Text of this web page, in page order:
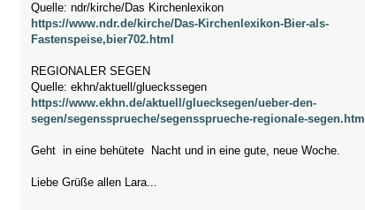
Quelle: ndr/kirche/Das Kirchenlexikon
https://www.ndr.de/kirche/Das-Kirchenlexikon-Bier-als-
Fastenspeise,bier702.html
REGIONALER SEGEN
Quelle: ekhn/aktuell/glueckssegen
https://www.ekhn.de/aktuell/gluecksegen/ueber-den-
segen/segenssprueche/segenssprueche-regionale-segen.html
Geht in eine behütete Nacht und in eine gute, neue Woche.
Liebe Grüße allen Lara...